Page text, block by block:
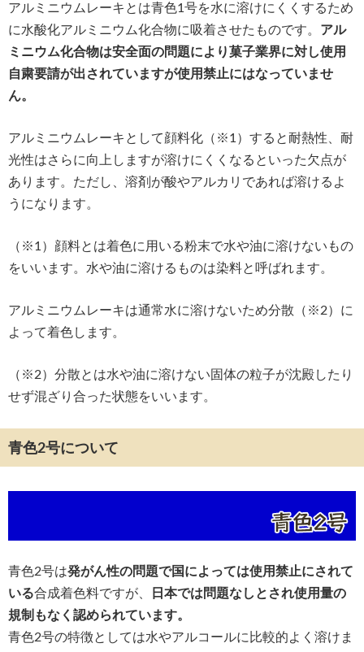
アルミニウムレーキとは青色1号を水に溶けにくくするため
に水酸化アルミニウム化合物に吸着させたものです。 アル
ミニウム化合物は安全面の問題により菓子業界に対し使用
自粛要請が出されていますが使用禁止にはなっていませ
ん。
アルミニウムレーキとして顔料化（※1）すると耐熱性、耐
光性はさらに向上しますが溶けにくくなるといった欠点が
あります。ただし、溶剤が酸やアルカリであれば溶けるよ
うになります。
（※1）顔料とは着色に用いる粉末で水や油に溶けないもの
をいいます。水や油に溶けるものは染料と呼ばれます。
アルミニウムレーキは通常水に溶けないため分散（※2）に
よって着色します。
（※2）分散とは水や油に溶けない固体の粒子が沈殿したり
せず混ざり合った状態をいいます。
青色2号について
青色2号は発がん性の問題で国によっては使用禁止にされて
いる合成着色料ですが、
日本では問題なしとされ使用量の
規制もなく認められています。
青色2号の特徴としては水やアルコールに比較的よく溶けま